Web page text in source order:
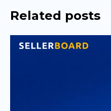
Related posts